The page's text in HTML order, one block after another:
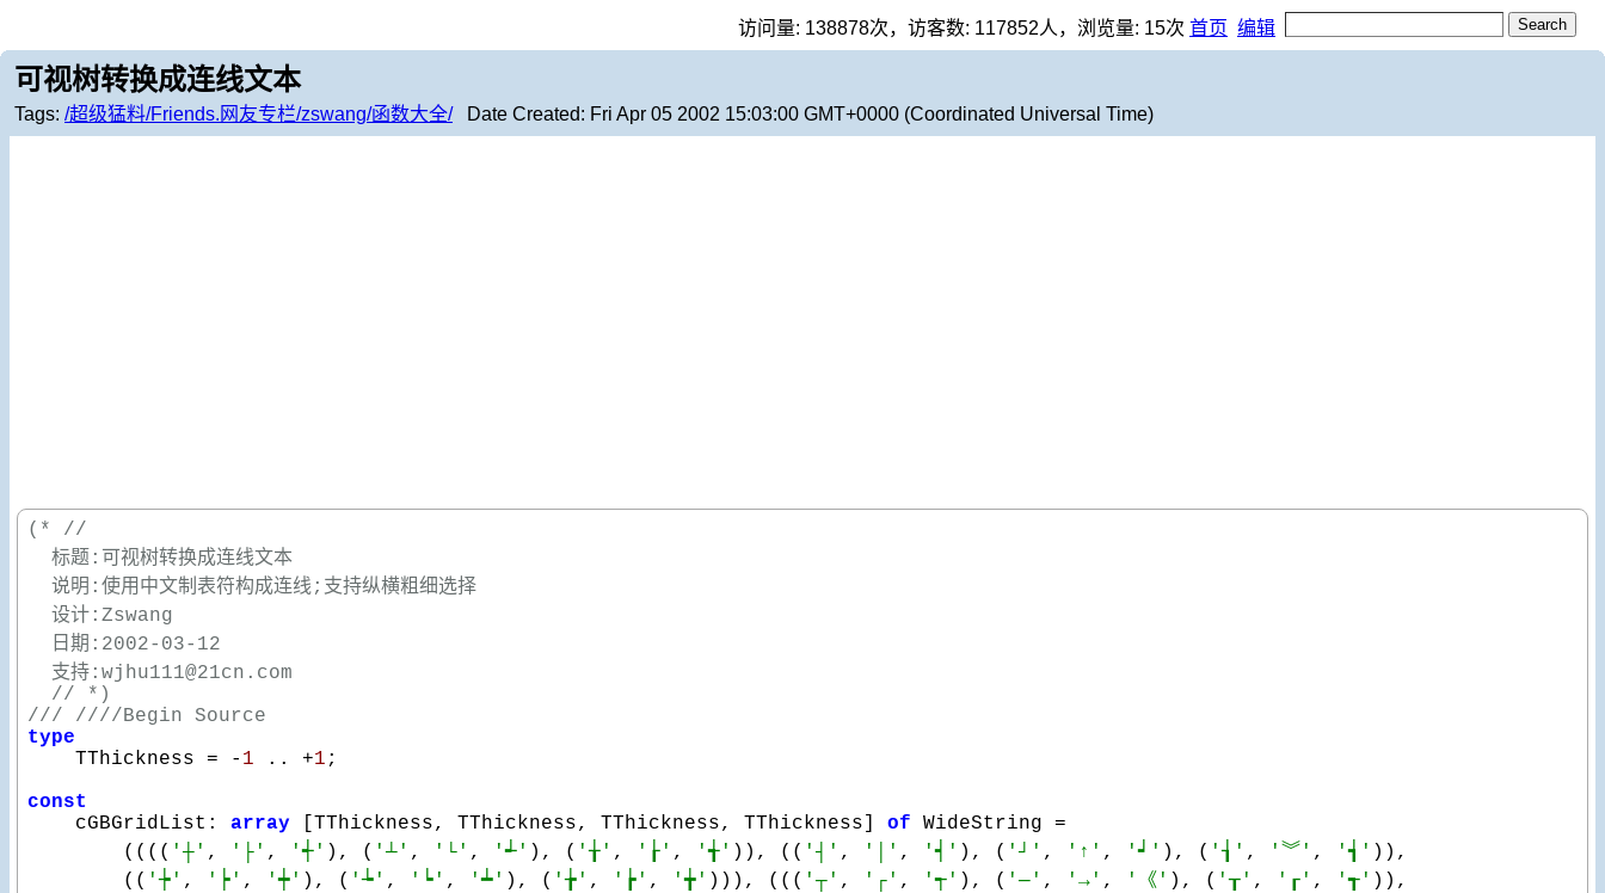
访问量: 138878次，访客数: 117852人，浏览量: 15次 首页 编辑
可视树转换成连线文本
Tags: /超级猛料/Friends.网友专栏/zswang/函数大全/Date Created: Fri Apr 05 2002 15:03:00 GMT+0000 (Coordinated Universal Time)
(* //
标题:可视树转换成连线文本
说明:使用中文制表符构成连线;支持纵横粗细选择
设计:Zswang
日期:2002-03-12
支持:wjhu111@21cn.com
// *)
/// ////Begin Source
type
TThickness = - 1 .. +1 ;
const
cGBGridList: array [TThickness, TThickness, TThickness, TThickness] of WideString =
(((( '┼' , '├' , '┽' ), ( '┴' , '└' , '┵' ), ( '╁' , '┟' , '╅' )), (( '┤' , '│' , '┥' ), ( '┘' , '↑' , '┙' ), ( '┧' , '︾' , '┪' )),
(( '┾' , '┝' , '┿' ), ( '┶' , '┕' , '┷' ), ( '╆' , '┢' , '╈' ))), ((( '┬' , '┌' , '┭' ), ( '─' , '→' , '《' ), ( '┰' , '┎' , '┱' )),